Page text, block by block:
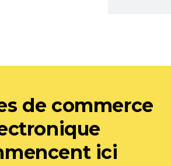
de commerce
ici